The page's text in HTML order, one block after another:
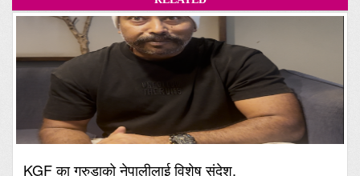
KGF का गरुडाको नेपालीलाई विशेष संदेश,